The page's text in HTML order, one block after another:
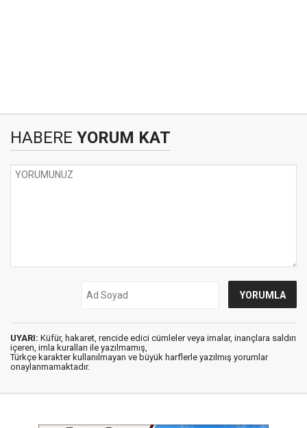
HABERE YORUM KAT
UYARI: Küfür, hakaret, rencide edici cümleler veya imalar, inançlara saldırı
içeren, imla kuralları ile yazılmamış,
Türkçe karakter kullanılmayan ve büyük harflerle yazılmış yorumlar
onaylanmamaktadır.